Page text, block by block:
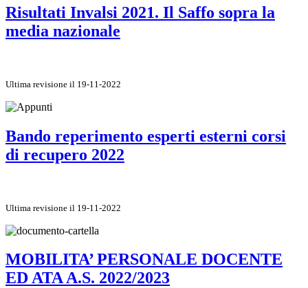
Risultati Invalsi 2021. Il Saffo sopra la
media nazionale
Ultima revisione il 19-11-2022
Bando reperimento esperti esterni corsi
di recupero 2022
Ultima revisione il 19-11-2022
MOBILITA’ PERSONALE DOCENTE
ED ATA A.S. 2022/2023